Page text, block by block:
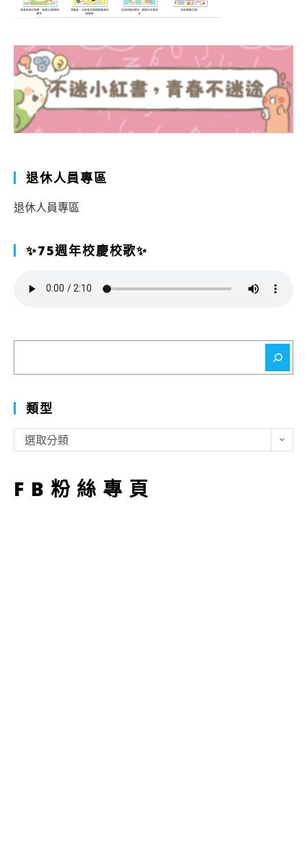
退休人員專區
退休人員專區
✨75週年校慶校歌✨
類型
型
選取分類
FB粉絲專頁